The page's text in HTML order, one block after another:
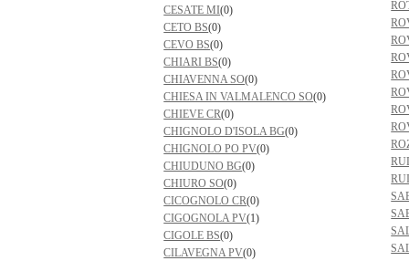
CESATE MI(0)
CETO BS(0)
CEVO BS(0)
CHIARI BS(0)
CHIAVENNA SO(0)
CHIESA IN VALMALENCO SO(0)
CHIEVE CR(0)
CHIGNOLO D'ISOLA BG(0)
CHIGNOLO PO PV(0)
CHIUDUNO BG(0)
CHIURO SO(0)
CICOGNOLO CR(0)
CIGOGNOLA PV(1)
CIGOLE BS(0)
CILAVEGNA PV(0)